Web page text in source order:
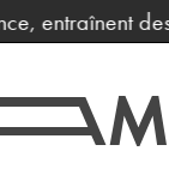
entraînent